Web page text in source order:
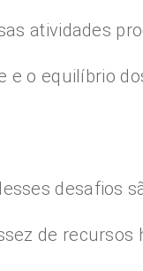
atividades
e o equilíbrio
desafios
de recursos